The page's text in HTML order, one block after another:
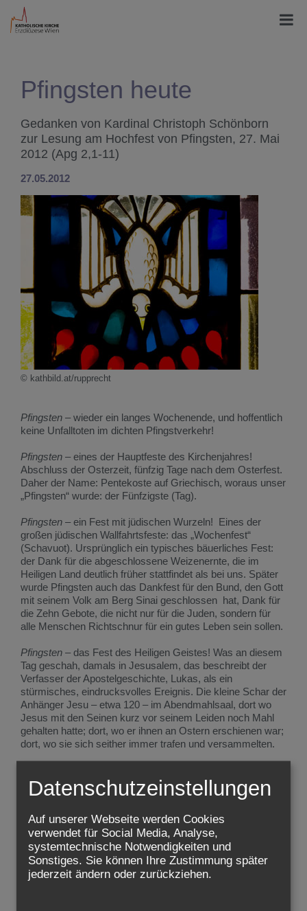
Pfingsten heute
Gedanken von Kardinal Christoph Schönborn
zur Lesung am Hochfest von Pfingsten, 27. Mai
2012 (Apg 2,1-11)
27.05.2012
© kathbild.at/rupprecht
Pfingsten – wieder ein langes Wochenende, und hoffentlich
keine Unfalltoten im dichten Pfingstverkehr!
Pfingsten – eines der Hauptfeste des Kirchenjahres!
Abschluss der Osterzeit, fünfzig Tage nach dem Osterfest.
Daher der Name: Pentekoste auf Griechisch, woraus unser
„Pfingsten“ wurde: der Fünfzigste (Tag).
Pfingsten – ein Fest mit jüdischen Wurzeln! Eines der
großen jüdischen Wallfahrtsfeste: das „Wochenfest“
(Schavuot). Ursprünglich ein typisches bäuerliches Fest:
der Dank für die abgeschlossene Weizenernte, die im
Heiligen Land deutlich früher stattfindet als bei uns. Später
wurde Pfingsten auch das Dankfest für den Bund, den Gott
mit seinem Volk am Berg Sinai geschlossen hat, Dank für
die Zehn Gebote, die nicht nur für die Juden, sondern für
alle Menschen Richtschnur für ein gutes Leben sein sollen.
Pfingsten – das Fest des Heiligen Geistes! Was an diesem
Tag geschah, damals in Jesusalem, das beschreibt der
Verfasser der Apostelgeschichte, Lukas, als ein
stürmisches, eindrucksvolles Ereignis. Die kleine Schar der
Anhänger Jesu – etwa 120 – im Abendmahlsaal, dort wo
Jesus mit den Seinen kurz vor seinem Leiden noch Mahl
gehalten hatte; dort, wo er ihnen an Ostern erschienen war;
dort, wo sie sich seither immer trafen und versammelten.
Was geschah? Die Menschen strömten zusammen,
merkten, dass da etwas Besonderes geschah. Zur
nach Jerusalem. Hier, heute, bei diesem stürmischen
Ereignis, erleben sie etwas Überraschendes: nicht das
übliche Sprachgewirr, sondern alle verstehen was die
Jünger Christi sagen, jeder in seiner Sprache.
Datenschutzeinstellungen
Auf unserer Webseite werden Cookies
verwendet für Social Media, Analyse,
systemtechnische Notwendigkeiten und
Sonstiges. Sie können Ihre Zustimmung später
jederzeit ändern oder zurückziehen.